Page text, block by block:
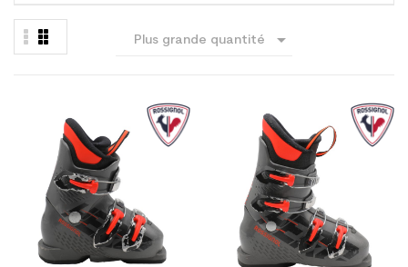
Plus grande quantité 